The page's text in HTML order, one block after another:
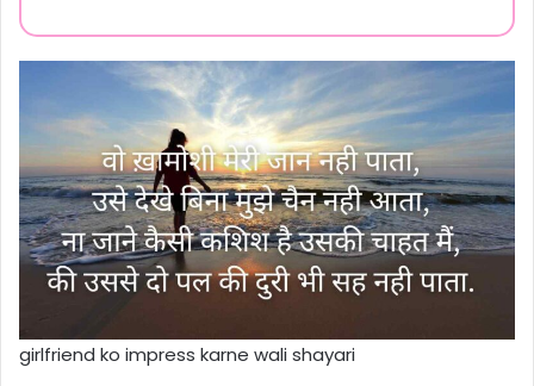
girlfriend ko impress karne wali shayari